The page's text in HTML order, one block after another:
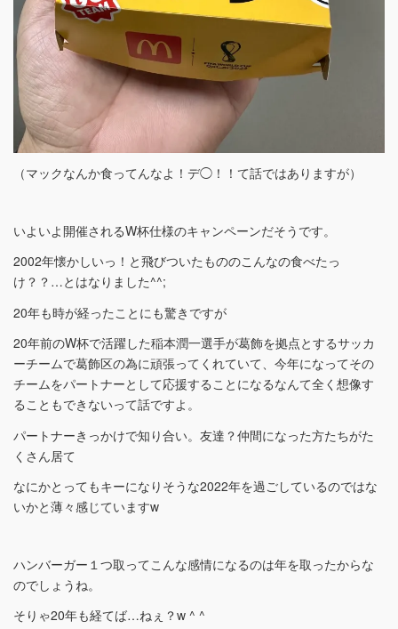
（マックなんか食ってんなよ！デ◯！！て話ではありますが）
いよいよ開催されるW杯仕様のキャンペーンだそうです。
2002年懐かしいっ！と飛びついたもののこんなの食べたっ
け？？…とはなりました^^;
20年も時が経ったことにも驚きですが
20年前のW杯で活躍した稲本潤一選手が葛飾を拠点とするサッカ
ーチームで葛飾区の為に頑張ってくれていて、今年になってその
チームをパートナーとして応援することになるなんて全く想像す
ることもできないって話ですよ。
パートナーきっかけで知り合い。友達？仲間になった方たちがた
くさん居て
なにかとってもキーになりそうな2022年を過ごしているのではな
いかと薄々感じていますw
ハンバーガー１つ取ってこんな感情になるのは年を取ったからな
のでしょうね。
そりゃ20年も経てば…ねぇ？w ^ ^